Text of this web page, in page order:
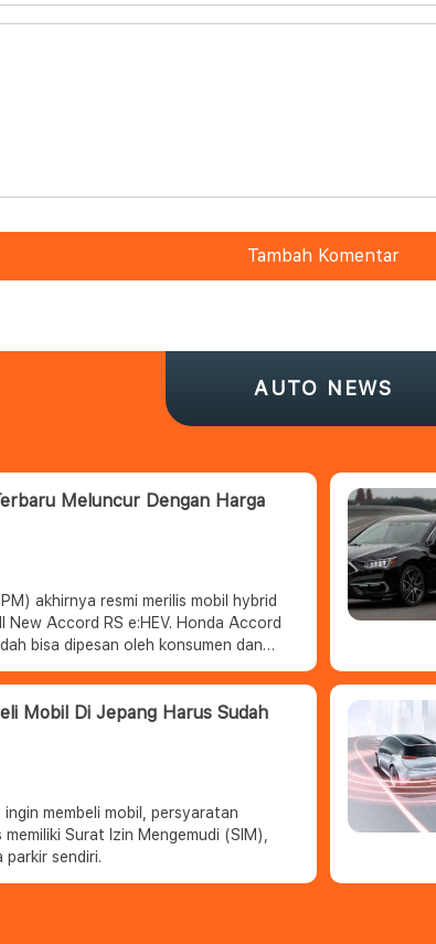
Tambah Komentar
AUTO NEWS
Meluncur Dengan Harga
akhirnya resmi merilis mobil hybrid
Accord RS e:HEV. Honda Accord
bisa dipesan oleh konsumen dan
Mobil Di Jepang Harus Sudah
membeli mobil, persyaratan
Surat Izin Mengemudi (SIM),
parkir sendiri.